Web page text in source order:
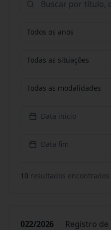
Todos os anos
Todas as situações
Todas as modalidades
Data início
Data fim
10 resultados encontrados
022/2026
Registro